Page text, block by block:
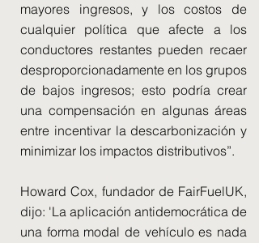
mayores ingresos, y los costos de
cualquier política que afecte a los
conductores restantes pueden recaer
desproporcionadamente en los grupos
de bajos ingresos; esto podría crear
una compensación en algunas áreas
entre incentivar la descarbonización y
minimizar los impactos distributivos”.
Howard Cox, fundador de FairFuelUK,
dijo: 'La aplicación antidemocrática de
una forma modal de vehículo es nada